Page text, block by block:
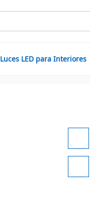
Luces LED para Interiores